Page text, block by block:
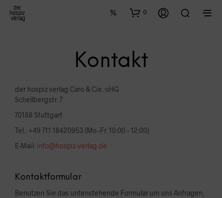
0
Kontakt
der hospiz verlag Caro & Cie. oHG
Schellbergstr. 7
70188 Stuttgart
Tel.: +49 711 18420953 (Mo.-Fr. 10:00 – 12:00)
E-Mail: info@hospiz-verlag.de
Kontaktformular
Benutzen Sie das untenstehende Formular um uns Anfragen,